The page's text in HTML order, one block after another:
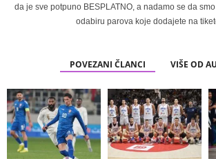
da je sve potpuno BESPLATNO, a nadamo se da
odabiru parova koje dodajete na
POVEZANI ČLANCI VIŠE OD